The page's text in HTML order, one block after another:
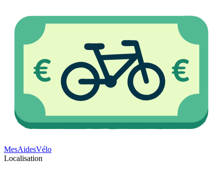
MesAidesVélo
Localisation